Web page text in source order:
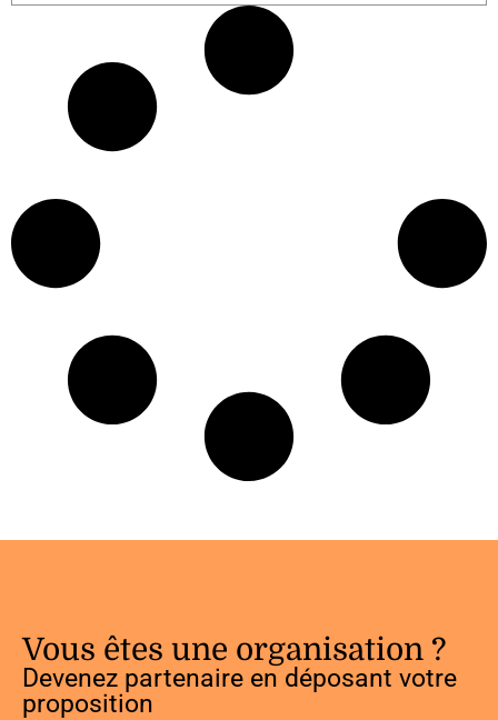
Vous êtes une organisation ?
Devenez partenaire en déposant votre
proposition